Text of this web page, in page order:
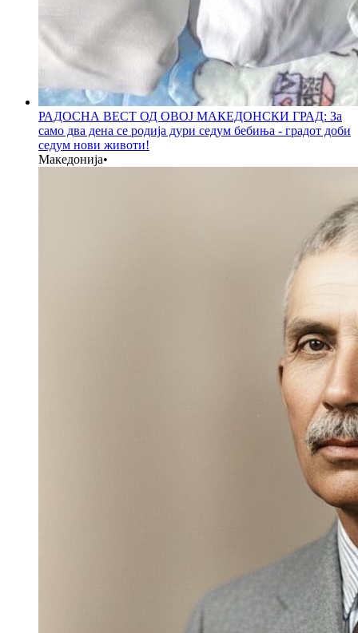
РАДОСНА ВЕСТ ОД ОВОЈ МАКЕДОНСКИ ГРАД: За
само два дена се родија дури седум бебиња - градот доби
седум нови животи!
Македонија•